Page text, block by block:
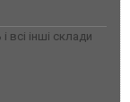
всі інші склади